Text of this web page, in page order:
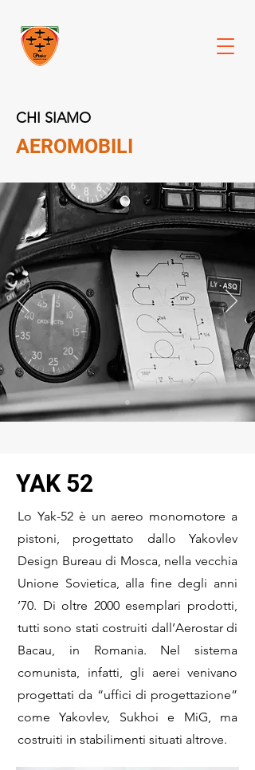
CHI SIAMO
AEROMOBILI
YAK 52
Lo Yak-52 è un aereo monomotore a
pistoni, progettato dallo Yakovlev
Design Bureau di Mosca, nella vecchia
Unione Sovietica, alla fine degli anni
’70. Di oltre 2000 esemplari prodotti,
tutti sono stati costruiti dall’Aerostar di
Bacau, in Romania. Nel sistema
comunista, infatti, gli aerei venivano
progettati da “uffici di progettazione”
come Yakovlev, Sukhoi e MiG, ma
costruiti in stabilimenti situati altrove.